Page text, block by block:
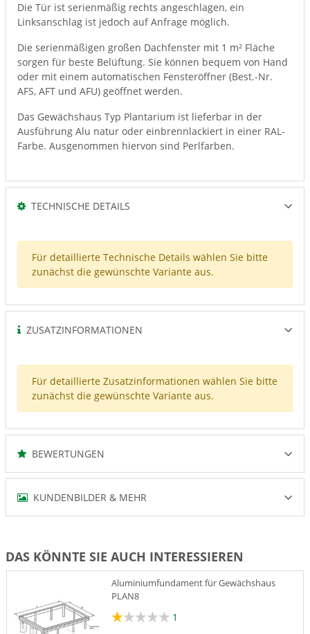
Die Tür ist serienmäßig rechts angeschlagen, ein
Linksanschlag ist jedoch auf Anfrage möglich.
Die serienmäßigen großen Dachfenster mit 1 m² Fläche
sorgen für beste Belüftung. Sie können bequem von Hand
oder mit einem automatischen Fensteröffner (Best.-Nr.
AFS, AFT und AFU) geöffnet werden.
Das Gewächshaus Typ Plantarium ist lieferbar in der
Ausführung Alu natur oder einbrennlackiert in einer RAL-
Farbe. Ausgenommen hiervon sind Perlfarben.
TECHNISCHE DETAILS
Für detaillierte Technische Details wählen Sie bitte
zunächst die gewünschte Variante aus.
ZUSATZINFORMATIONEN
Für detaillierte Zusatzinformationen wählen Sie bitte
zunächst die gewünschte Variante aus.
BEWERTUNGEN
KUNDENBILDER & MEHR
DAS KÖNNTE SIE AUCH INTERESSIEREN
Aluminiumfundament für Gewächshaus
PLAN8
1